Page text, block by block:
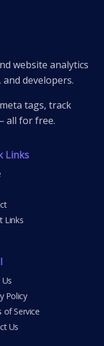
website analytics
developers.
tags, track
all for free.
Links
Links
Policy
of Service
Us